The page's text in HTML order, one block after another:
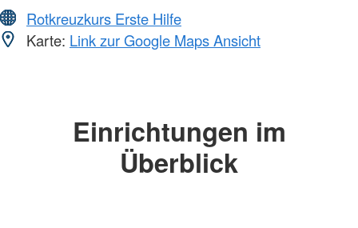
Rotkreuzkurs Erste Hilfe
Karte: Link zur Google Maps Ansicht
Einrichtungen im
Überblick